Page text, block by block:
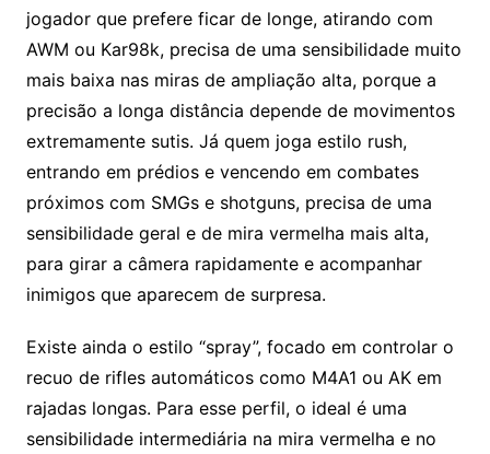
jogador que prefere ficar de longe, atirando com
AWM ou Kar98k, precisa de uma sensibilidade muito
mais baixa nas miras de ampliação alta, porque a
precisão a longa distância depende de movimentos
extremamente sutis. Já quem joga estilo rush,
entrando em prédios e vencendo em combates
próximos com SMGs e shotguns, precisa de uma
sensibilidade geral e de mira vermelha mais alta,
para girar a câmera rapidamente e acompanhar
inimigos que aparecem de surpresa.
Existe ainda o estilo “spray”, focado em controlar o
recuo de rifles automáticos como M4A1 ou AK em
rajadas longas. Para esse perfil, o ideal é uma
sensibilidade intermediária na mira vermelha e no